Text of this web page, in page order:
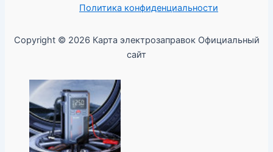
Политика конфиденциальности
Copyright © 2026 Карта электрозаправок Официальный
сайт